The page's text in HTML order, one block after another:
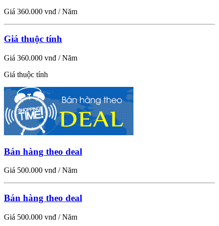
Giá 360.000 vnđ / Năm
Giá thuộc tính
Giá 360.000 vnđ / Năm
Giá thuộc tính
Bán hàng theo deal
Giá 500.000 vnđ / Năm
Bán hàng theo deal
Giá 500.000 vnđ / Năm